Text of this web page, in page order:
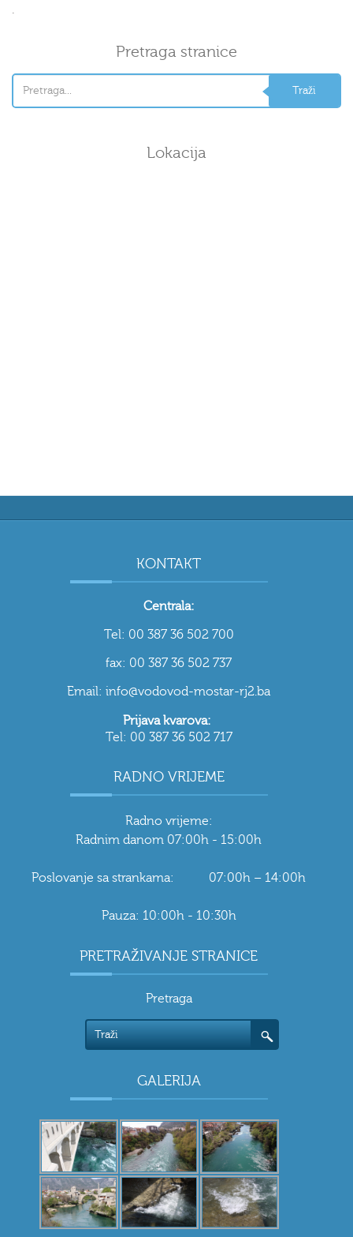
.
Pretraga stranice
Lokacija
KONTAKT
Centrala:
Tel: 00 387 36 502 700
fax: 00 387 36 502 737
Email: info@vodovod-mostar-rj2.ba
Prijava kvarova:
Tel: 00 387 36 502 717
RADNO VRIJEME
Radno vrijeme:
Radnim danom 07:00h - 15:00h
Poslovanje sa strankama: 07:00h – 14:00h
Pauza: 10:00h - 10:30h
PRETRAŽIVANJE STRANICE
Pretraga
GALERIJA